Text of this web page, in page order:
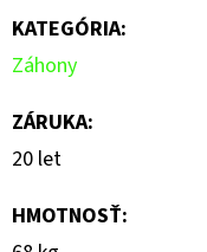
5
hviezdičiek.
KATEGÓRIA:
Záhony
ZÁRUKA:
20 let
HMOTNOSŤ: